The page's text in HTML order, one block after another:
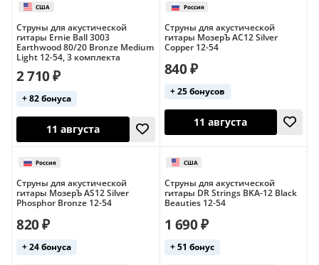
12 августа
12 августа
Струны для акустической
гитары Ernie Ball 3003
Earthwood 80/20 Bronze Medium
Light 12-54, 3 комплекта
2 710 ₽
+ 82 бонуса
Струны для акустической
гитары МозерЪ AC12 Silver
Copper 12-54
840 ₽
+ 25 бонусов
Струны для акустической
гитары МозерЪ AS12 Silver
Phosphor Bronze 12-54
820 ₽
+ 24 бонуса
Струны для акустической
гитары DR Strings BKA-12 Black
Beauties 12-54
1 690 ₽
+ 51 бонус